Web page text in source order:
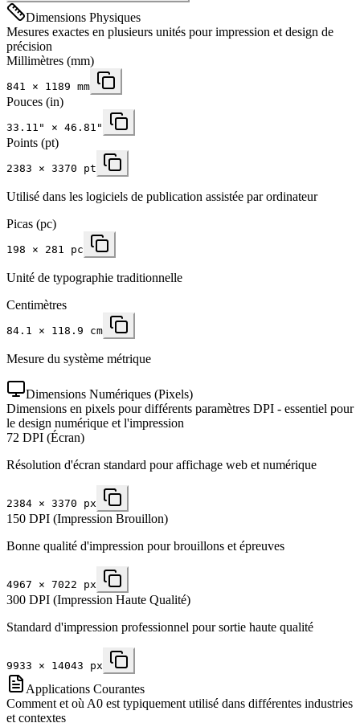
Dimensions Physiques
Mesures exactes en plusieurs unités pour impression et design de
précision
Millimètres (mm)
841 × 1189 mm
Pouces (in)
33.11 " × 46.81 "
Points (pt)
2383 × 3370 pt
Utilisé dans les logiciels de publication assistée par ordinateur
Picas (pc)
198 × 281 pc
Unité de typographie traditionnelle
Centimètres
84.1 × 118.9 cm
Mesure du système métrique
Dimensions Numériques (Pixels)
Dimensions en pixels pour différents paramètres DPI - essentiel pour
le design numérique et l'impression
72 DPI (Écran)
Résolution d'écran standard pour affichage web et numérique
2384 × 3370 px
150 DPI (Impression Brouillon)
Bonne qualité d'impression pour brouillons et épreuves
4967 × 7022 px
300 DPI (Impression Haute Qualité)
Standard d'impression professionnel pour sortie haute qualité
9933 × 14043 px
Applications Courantes
Comment et où A0 est typiquement utilisé dans différentes industries
et contextes